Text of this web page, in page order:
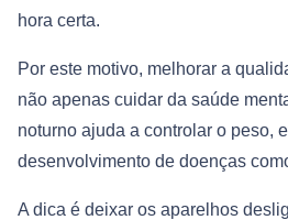
hora certa.
Por este motivo, melhorar a
não apenas cuidar da saúde
noturno ajuda a controlar o peso,
desenvolvimento de doenças
A dica é deixar os aparelhos